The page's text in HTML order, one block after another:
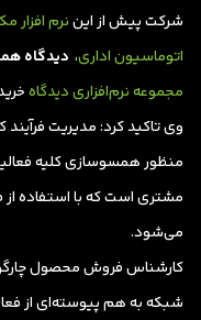
شرکت پیش از ایننرم افزار
اتوماسیون اداری، دیدگاه
مجموعه نرم‌افزاری دیدگاه
وی تاکید کرد: مدیریت
منظور همسوسازی کلیه
مشتری است که با استفاده از
می‌شود.
کارشناس فروش محصول
شبکه به هم پیوسته‌ای از